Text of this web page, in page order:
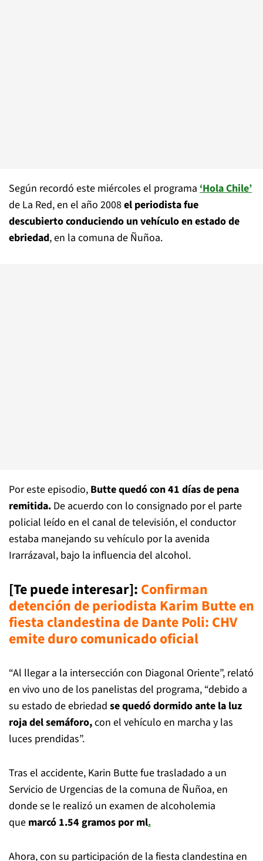
Según recordó este miércoles el programa ‘Hola Chile’
de La Red, en el año 2008el periodista fue
descubierto conduciendo un vehículo en estado de
ebriedad, en la comuna de Ñuñoa.
Por este episodio, Butte quedó con 41 días de pena
remitida. De acuerdo con lo consignado por el parte
policial leído en el canal de televisión, el conductor
estaba manejando su vehículo por la avenida
Irarrázaval, bajo la influencia del alcohol.
[Te puede interesar]: Confirman
detención de periodista Karim Butte en
fiesta clandestina de Dante Poli: CHV
emite duro comunicado oficial
“Al llegar a la intersección con Diagonal Oriente”, relató
en vivo uno de los panelistas del programa, “debido a
su estado de ebriedad se quedó dormido ante la luz
roja del semáforo,con el vehículo en marcha y las
luces prendidas”.
Tras el accidente, Karin Butte fue trasladado a un
Servicio de Urgencias de la comuna de Ñuñoa, en
donde se le realizó un examen de alcoholemia
que marcó 1.54 gramos por ml.
Ahora, con su participación de la fiesta clandestina en